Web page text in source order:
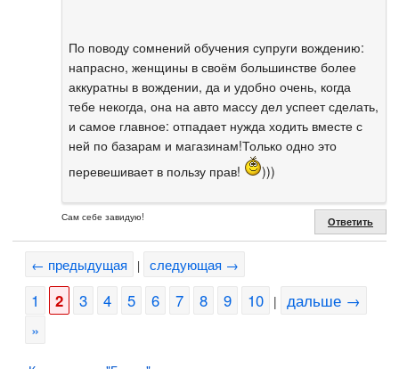
По поводу сомнений обучения супруги вождению:
напрасно, женщины в своём большинстве более
аккуратны в вождении, да и удобно очень, когда
тебе некогда, она на авто массу дел успеет сделать,
и самое главное: отпадает нужда ходить вместе с
ней по базарам и магазинам!Только одно это
перевешивает в пользу прав!
)))
Сам себе завидую! Ответить
← предыдущая | следующая →
1 2 3 4 5 6 7 8 9 10 | дальше →
»